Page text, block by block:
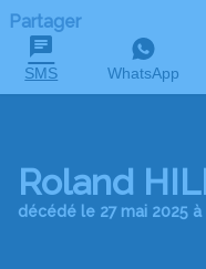
Partager
SMS WhatsApp
Roland
décédé le 27 mai 2025